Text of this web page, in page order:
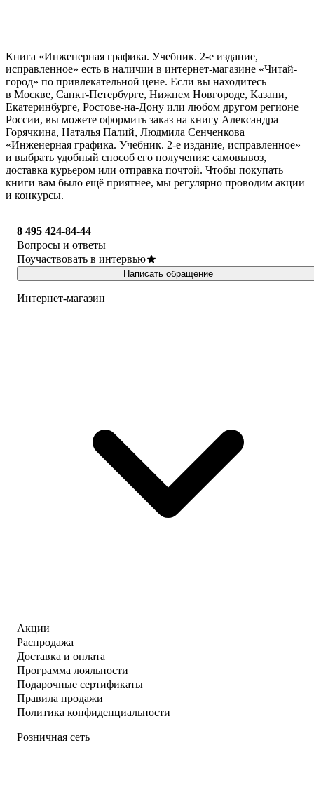
Книга «Инженерная графика. Учебник. 2-е издание,
исправленное» есть в наличии в интернет-магазине «Читай-
город» по привлекательной цене. Если вы находитесь
в Москве, Санкт-Петербурге, Нижнем Новгороде, Казани,
Екатеринбурге, Ростове-на-Дону или любом другом регионе
России, вы можете оформить заказ на книгу Александра
Горячкина, Наталья Палий, Людмила Сенченкова
«Инженерная графика. Учебник. 2-е издание, исправленное»
и выбрать удобный способ его получения: самовывоз,
доставка курьером или отправка почтой. Чтобы покупать
книги вам было ещё приятнее, мы регулярно проводим акции
и конкурсы.
8 495 424-84-44
Вопросы и ответы
Поучаствовать в интервью
Написать обращение
Интернет-магазин
Акции
Распродажа
Доставка и оплата
Программа лояльности
Подарочные сертификаты
Правила продажи
Политика конфиденциальности
Розничная сеть